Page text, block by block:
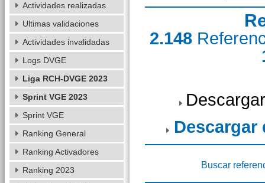
2.148
Descargar
Buscar
Actividades realizadas
Ultimas validaciones
Actividades invalidadas
Logs DVGE
Liga RCH-DVGE 2023
Sprint VGE 2023
Sprint VGE
Ranking General
Ranking Activadores
Ranking 2023